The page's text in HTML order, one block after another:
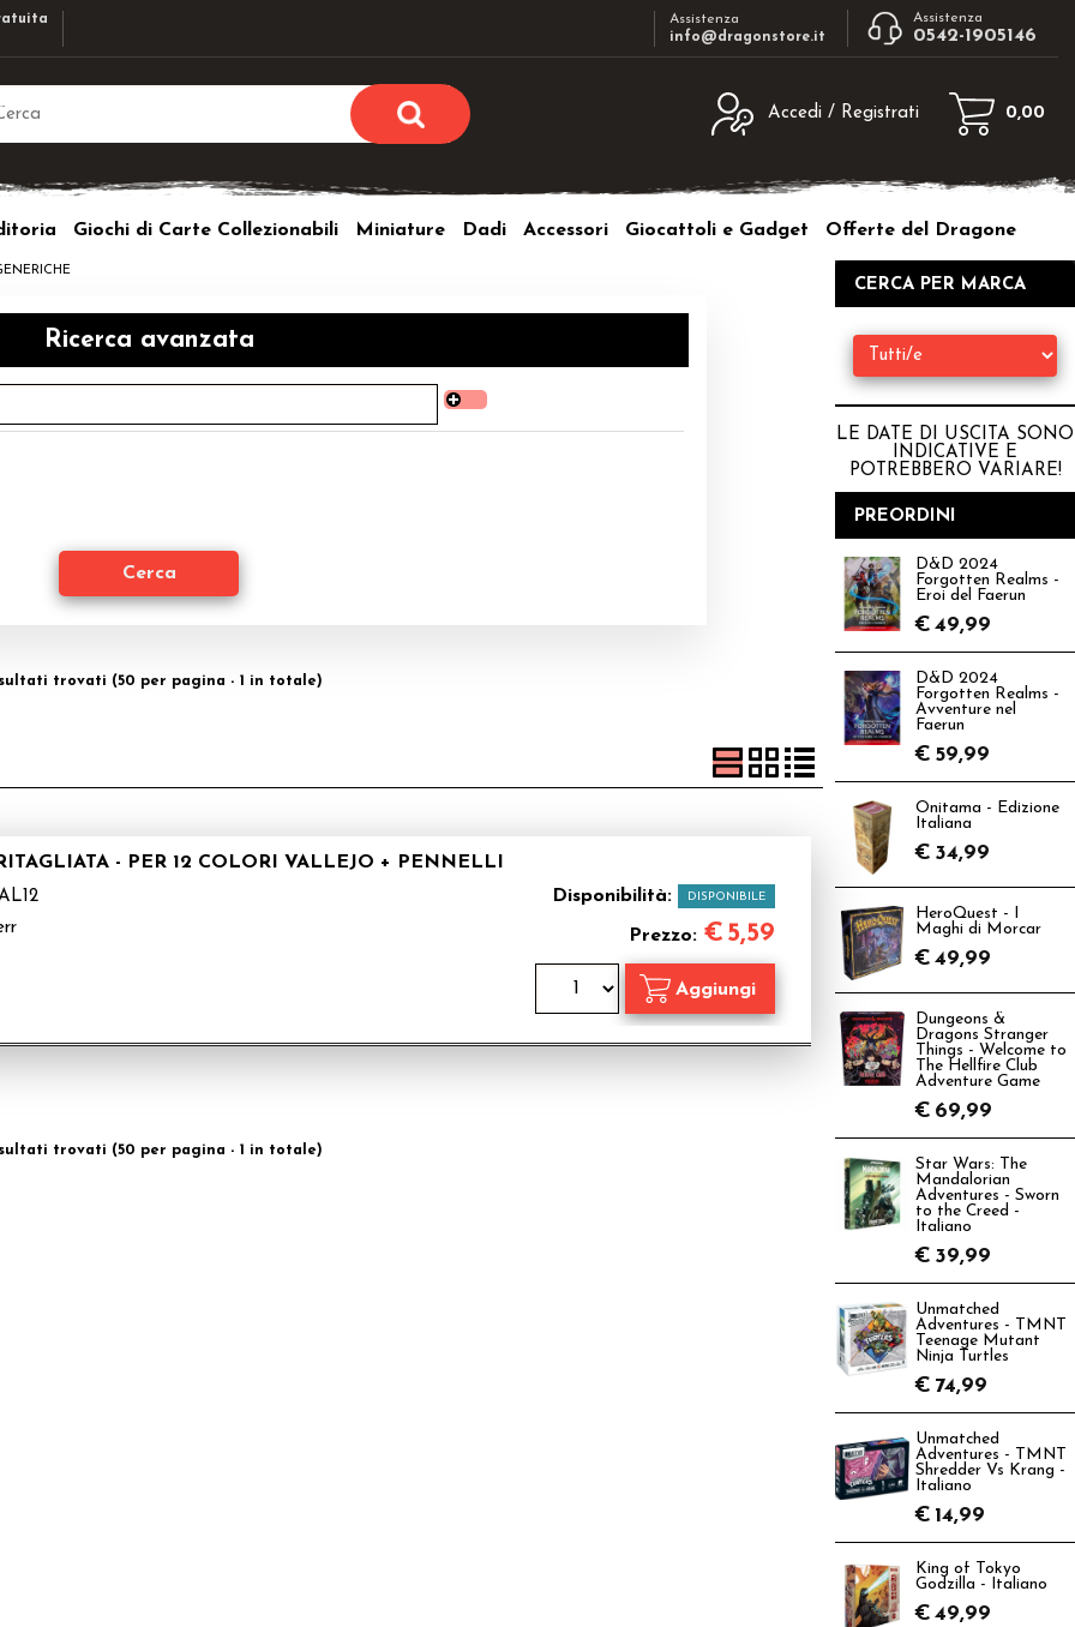
Assistenza
info@dragonstore.it
Assistenza
0542-1905146
Accedi / Registrati
utente e la password e poi clicca sul
sito clicca sul pulsante "Registrati"
0,00
Giochi di Carte Collezionabili Miniature Dadi Accessori Giocattoli e Gadget Offerte del Dragone
Ricerca avanzata
trovati (50 per pagina - 1 in totale)
- PER 12 COLORI VALLEJO + PENNELLI
Disponibilità: DISPONIBILE
Prezzo: € 5,59
trovati (50 per pagina - 1 in totale)
CERCA PER MARCA
LE DATE DI USCITA SONO
INDICATIVE E
POTREBBERO VARIARE!
PREORDINI
D&D 2024
Forgotten Realms -
Eroi del Faerun
€ 49,99
D&D 2024
Forgotten Realms -
Avventure nel
Faerun
€ 59,99
Onitama - Edizione
Italiana
€ 34,99
HeroQuest - I
Maghi di Morcar
€ 49,99
Dungeons &
Dragons Stranger
Things - Welcome to
The Hellfire Club
Adventure Game
€ 69,99
Star Wars: The
Mandalorian
Adventures - Sworn
to the Creed -
Italiano
€ 39,99
Unmatched
Adventures - TMNT
Teenage Mutant
Ninja Turtles
€ 74,99
Unmatched
Adventures - TMNT
Shredder Vs Krang -
Italiano
€ 14,99
King of Tokyo
Godzilla - Italiano
€ 49,99